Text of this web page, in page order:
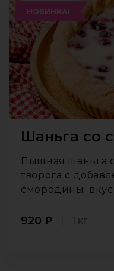
НОВИНКА!
Шаньга со
Пышная шаньга
творога с
смородины:
920 ₽ 1 кг